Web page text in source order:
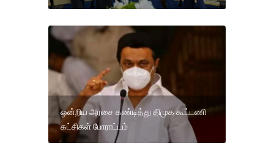
ஒன்றிய அரசை கண்டித்து திமுக கூட்டணி
கட்சிகள் போராட்டம்